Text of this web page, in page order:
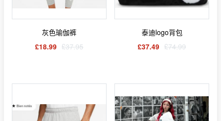
灰色瑜伽裤
£18.99 £37.95
泰迪logo背包
£37.49 £74.99